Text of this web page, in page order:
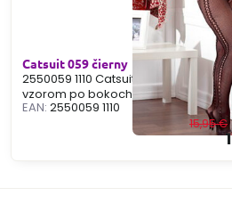
Catsuit 059 čierny
2550059 1110 Catsuit je z čiernej
vzorom po bokoch. V rozkroku
EAN: 2550059 1110
15,95 €